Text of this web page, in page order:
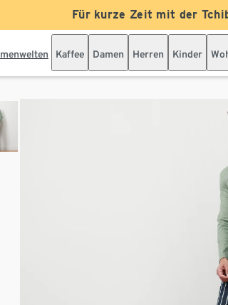
Für kurze Zeit mit der
Kaffee Damen Herren Kinder